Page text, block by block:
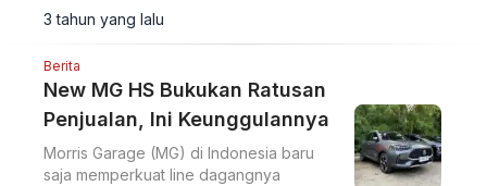
konsumennya.
3 tahun yang lalu
Berita
New MG HS Bukukan Ratusan
Penjualan, Ini Keunggulannya
Morris Garage (MG) di Indonesia baru
saja memperkuat line dagangnya